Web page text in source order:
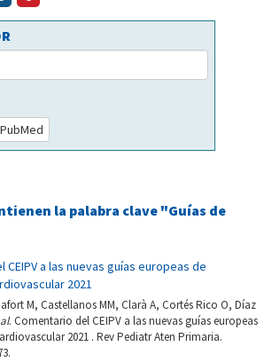
la palabra clave "Guías de
CEIPV a las nuevas guías europeas de
2021
M, Castellanos MM, Clarà A, Cortés Rico O, Díaz
. Comentario del CEIPV a las nuevas guías europeas
2021 . Rev Pediatr Aten Primaria.